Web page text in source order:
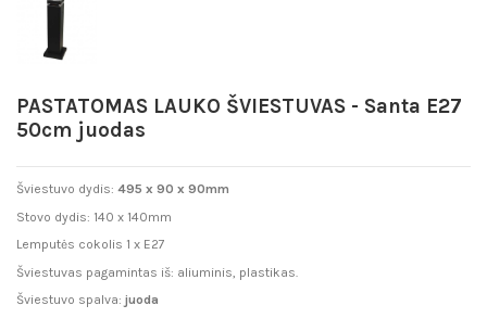
PASTATOMAS LAUKO ŠVIESTUVAS - Santa E27
50cm juodas
Šviestuvo dydis: 495 x 90 x 90mm
Stovo dydis: 140 x 140mm
Lemputės cokolis 1 x E27
Šviestuvas pagamintas iš: aliuminis, plastikas.
Šviestuvo spalva: juoda